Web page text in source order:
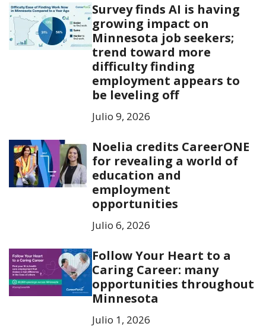
Survey finds AI is having
growing impact on
Minnesota job seekers;
trend toward more
difficulty finding
employment appears to
be leveling off
Julio 9, 2026
Noelia credits CareerONE
for revealing a world of
education and
employment
opportunities
Julio 6, 2026
Follow Your Heart to a
Caring Career: many
opportunities throughout
Minnesota
Julio 1, 2026